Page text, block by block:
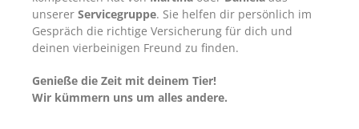
unserer Servicegruppe. Sie helfen dir persönlich im
Gespräch die richtige Versicherung für dich und
deinen vierbeinigen Freund zu finden.
Genieße die Zeit mit deinem Tier!
Wir kümmern uns um alles andere.